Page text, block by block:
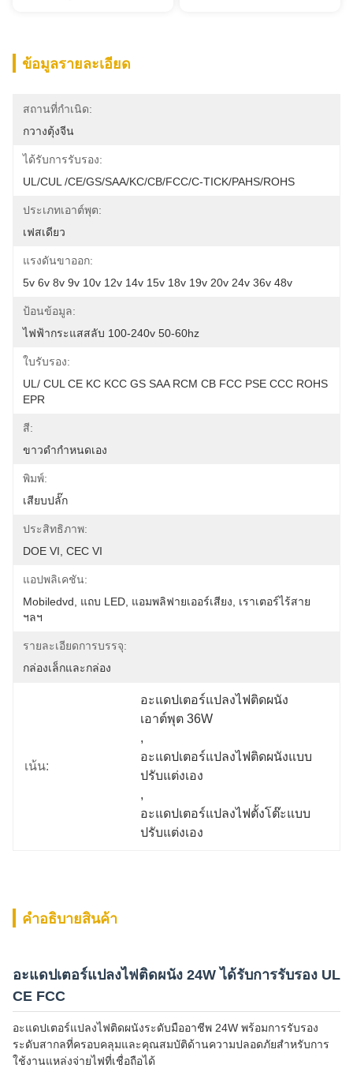
ข้อมูลรายละเอียด
สถานที่กำเนิด:
กวางตุ้งจีน
ได้รับการรับรอง:
UL/cUL /CE/GS/SAA/KC/CB/FCC/C-TICK/PAHS/ROHS
ประเภทเอาต์พุต:
เฟสเดียว
แรงดันขาออก:
5v 6v 8v 9v 10v 12v 14v 15v 18v 19v 20v 24v 36v 48v
ป้อนข้อมูล:
ไฟฟ้ากระแสสลับ 100-240v 50-60hz
ใบรับรอง:
UL/ CUL CE KC KCC GS SAA RCM CB FCC PSE CCC ROHS
EPR
สี:
ขาวดำกำหนดเอง
พิมพ์:
เสียบปลั๊ก
ประสิทธิภาพ:
DOE VI, CEC VI
แอปพลิเคชัน:
Mobiledvd, แถบ LED, แอมพลิฟายเออร์เสียง, เราเตอร์ไร้สาย
ฯลฯ
รายละเอียดการบรรจุ:
กล่องเล็กและกล่อง
เน้น:
อะแดปเตอร์แปลงไฟติดผนัง
เอาต์พุต 36W
,
อะแดปเตอร์แปลงไฟติดผนังแบบ
ปรับแต่งเอง
,
อะแดปเตอร์แปลงไฟตั้งโต๊ะแบบ
ปรับแต่งเอง
คําอธิบายสินค้า
อะแดปเตอร์แปลงไฟติดผนัง 24W ได้รับการรับรอง UL
CE FCC
อะแดปเตอร์แปลงไฟติดผนังระดับมืออาชีพ 24W พร้อมการรับรอง
ระดับสากลที่ครอบคลุมและคุณสมบัติด้านความปลอดภัยสำหรับการ
ใช้งานแหล่งจ่ายไฟที่เชื่อถือได้